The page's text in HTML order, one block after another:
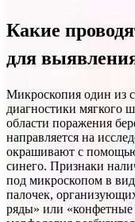
Какие
для
Микроскопия один из
диагностики мягкого
области поражения
направляется на
окрашивают с
синего. Признаки
под микроскопом в
палочек,
ряды» или